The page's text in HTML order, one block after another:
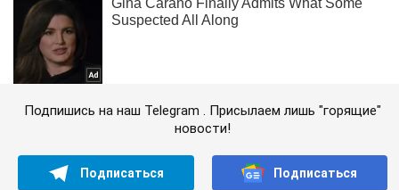
Подпишись на наш Telegram . Присылаем лишь "горящие"
новости!
Подписаться Подписаться